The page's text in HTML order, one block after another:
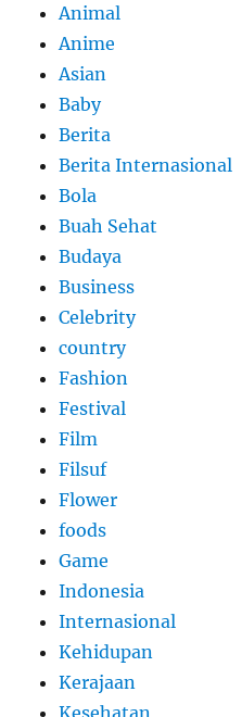
Animal
Anime
Asian
Baby
Berita
Berita Internasional
Bola
Buah Sehat
Budaya
Business
Celebrity
country
Fashion
Festival
Film
Filsuf
Flower
foods
Game
Indonesia
Internasional
Kehidupan
Kerajaan
Kesehatan